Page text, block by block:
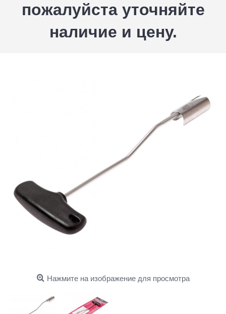
пожалуйста уточняйте
наличие и цену.
Нажмите на изображение для просмотра